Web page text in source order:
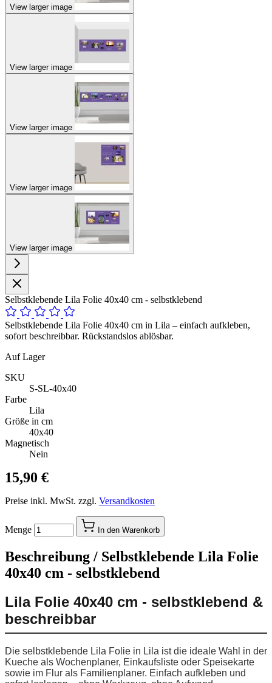
View larger image
View larger image
View larger image
View larger image
View larger image
Selbstklebende Lila Folie 40x40 cm - selbstklebend
Selbstklebende Lila Folie 40x40 cm in Lila – einfach aufkleben,
sofort beschreibbar. Rückstandslos ablösbar.
Auf Lager
SKU
S-SL-40x40
Farbe
Lila
Größe in cm
40x40
Magnetisch
Nein
15,90 €
Preise inkl. MwSt. zzgl. Versandkosten
Menge In den Warenkorb
Beschreibung / Selbstklebende Lila Folie
40x40 cm - selbstklebend
Lila Folie 40x40 cm - selbstklebend &
beschreibbar
Die selbstklebende Lila Folie in Lila ist die ideale Wahl in der
Kueche als Wochenplaner, Einkaufsliste oder Speisekarte
sowie im Flur als Familienplaner. Einfach aufkleben und